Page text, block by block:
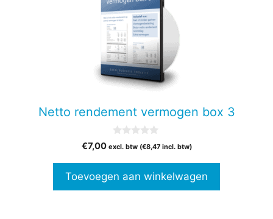
Netto rendement vermogen box 3
v
5
€7,00 excl. btw (€8,47incl. btw)
Toevoegen aan winkelwagen